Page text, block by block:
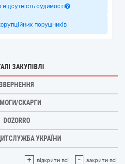
судимості
порушників
ЗАКУПІВЛІ
СКАРГИ
DOZORRO
УКРАЇНИ
+ відкрити всі - закрити всі